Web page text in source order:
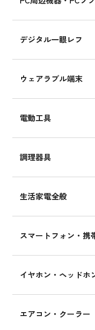
デジタル一眼レフ
ウェアラブル端末
電動工具
調理器具
生活家電全般
スマートフォン・携
イヤホン・ヘッドホ
エアコン・クーラー